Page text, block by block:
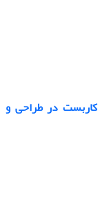
کاربست در طراحی و